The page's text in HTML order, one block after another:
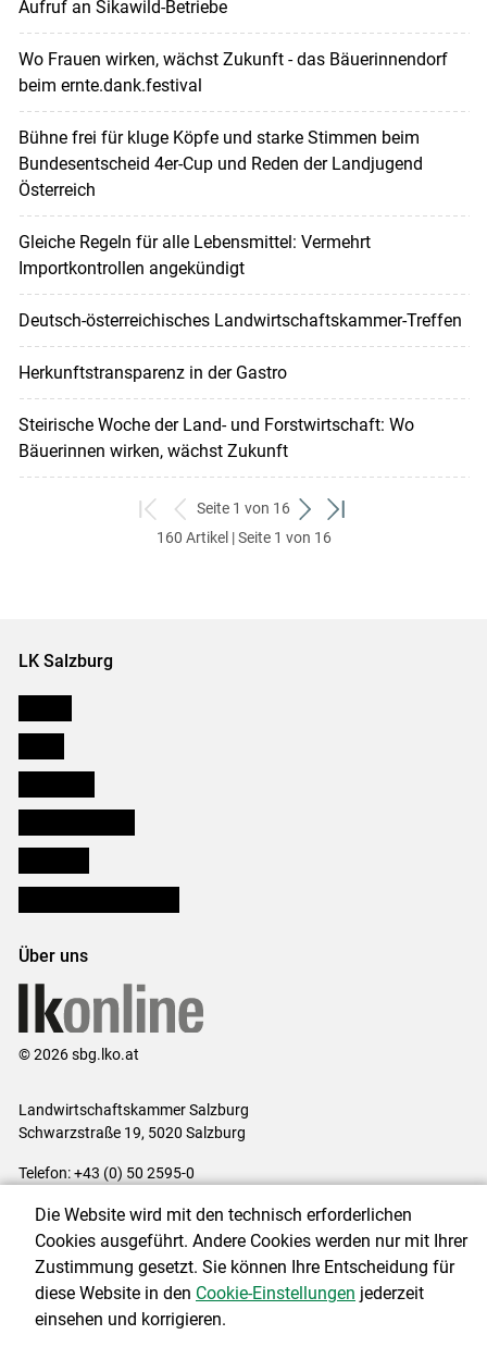
Aufruf an Sikawild-Betriebe
Wo Frauen wirken, wächst Zukunft - das Bäuerinnendorf
beim ernte.dank.festival
Bühne frei für kluge Köpfe und starke Stimmen beim
Bundesentscheid 4er-Cup und Reden der Landjugend
Österreich
Gleiche Regeln für alle Lebensmittel: Vermehrt
Importkontrollen angekündigt
Deutsch-österreichisches Landwirtschaftskammer-Treffen
Herkunftstransparenz in der Gastro
Steirische Woche der Land- und Forstwirtschaft: Wo
Bäuerinnen wirken, wächst Zukunft
zum
ersten
zurück
zum
Seite 1 von 16
weiter
zum
zum
160 Artikel | Seite 1 von 16
LK Salzburg
Über uns
© 2026 sbg.lko.at
Landwirtschaftskammer Salzburg
Schwarzstraße 19, 5020 Salzburg
Telefon: +43 (0) 50 2595-0
Impressum|Kontakt|Datenschutzerklärung|Barrierefreiheit|
Cookie-Einstellungen
Die Website wird mit den technisch erforderlichen
Cookies ausgeführt. Andere Cookies werden nur mit Ihrer
Zustimmung gesetzt. Sie können Ihre Entscheidung für
diese Website in den Cookie-Einstellungen jederzeit
einsehen und korrigieren.